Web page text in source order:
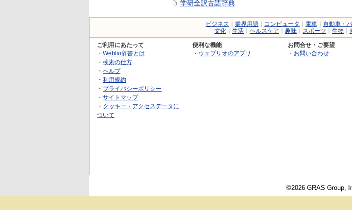
学研全訳古語辞典
ビジネス 業界用語 コンピュータ 電車 自動車・
文化
生活 ヘルスケア 趣味 スポーツ 生物
ご利用にあたって
・ Weblio辞書とは
・ 検索の仕方
・ ヘルプ
・ 利用規約
・ プライバシーポリシー
・ サイトマップ
・ クッキー・アクセスデータに
ついて
便利な機能
・ ウェブリオのアプリ
お問合せ・ご要望
・ お問い合わせ
©2026 GRAS Group,